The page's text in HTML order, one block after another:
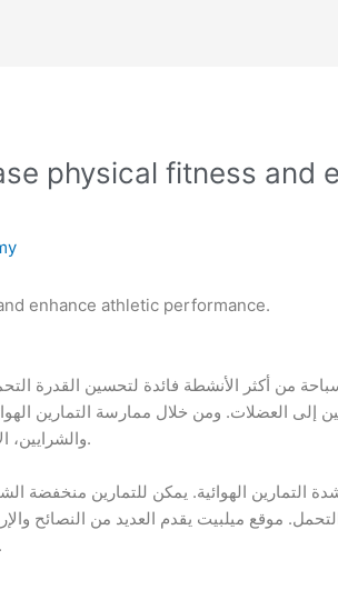
physical fitness and
enhance athletic performance.
من أكثر الأنشطة فائدة لتحسين القدرة
إلى العضلات. ومن خلال ممارسة التمارين
والشرايين، الأمر الذي ينعكس بشكل إيجابي على الأداء الرياضي العام.
التمارين الهوائية. يمكن للتمارين منخفضة
موقع ميلبيت يقدم العديد من النصائح
الرياضيين في تحقيق أقصى استفادة من وقتهم وجهدهم.